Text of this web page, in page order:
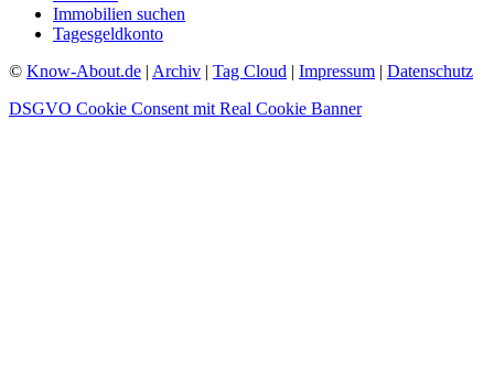
Immobilien suchen
Tagesgeldkonto
© Know-About.de | Archiv | Tag Cloud | Impressum | Datenschutz
DSGVO Cookie Consent mit Real Cookie Banner